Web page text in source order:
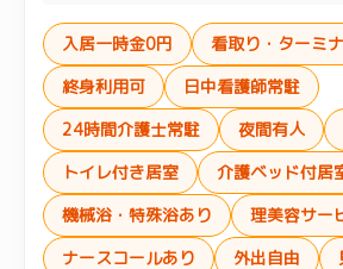
入居一時金0円
看取り・ターミ
終身利用可
日中看護師常駐
24時間介護士常駐
夜間有人
トイレ付き居室
介護ベッド付居
機械浴・特殊浴あり
理美容サー
ナースコールあり
外出自由